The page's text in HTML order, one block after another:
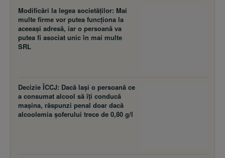
Modificări la legea societăţilor: Mai
multe firme vor putea funcţiona la
aceeaşi adresă, iar o persoană va
putea fi asociat unic în mai multe
SRL
Decizie ÎCCJ: Dacă laşi o persoană ce
a consumat alcool să îţi conducă
maşina, răspunzi penal doar dacă
alcoolemia şoferului trece de 0,80 g/l